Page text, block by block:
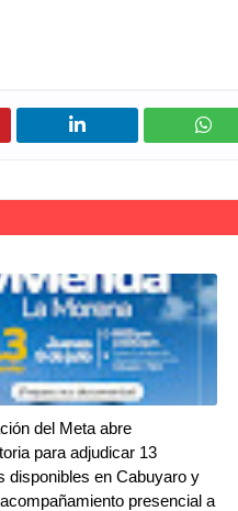
del Meta abre
para adjudicar 13
disponibles en Cabuyaro y
presencial a